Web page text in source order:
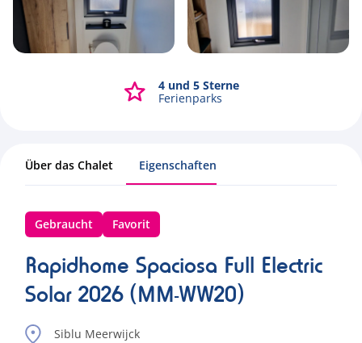
Alle Fotos ansehen
4 und 5 Sterne
Ferienparks
Über das Chalet Eigenschaften
Gebraucht Favorit
Rapidhome Spaciosa Full Electric
Solar 2026 (MM-WW20)
Siblu Meerwijck